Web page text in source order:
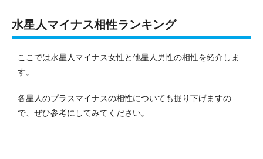
水星人マイナス相性ランキング
ここでは水星人マイナス女性と他星人男性の相性を紹介しま
す。
各星人のプラスマイナスの相性についても掘り下げますの
で、ぜひ参考にしてみてください。